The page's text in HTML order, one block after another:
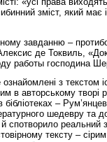
зміст, який має
завданню –
де Токвиль,
работы господина
з текстом
в авторському
–
шедевру та
спотворило реальний
тексту –